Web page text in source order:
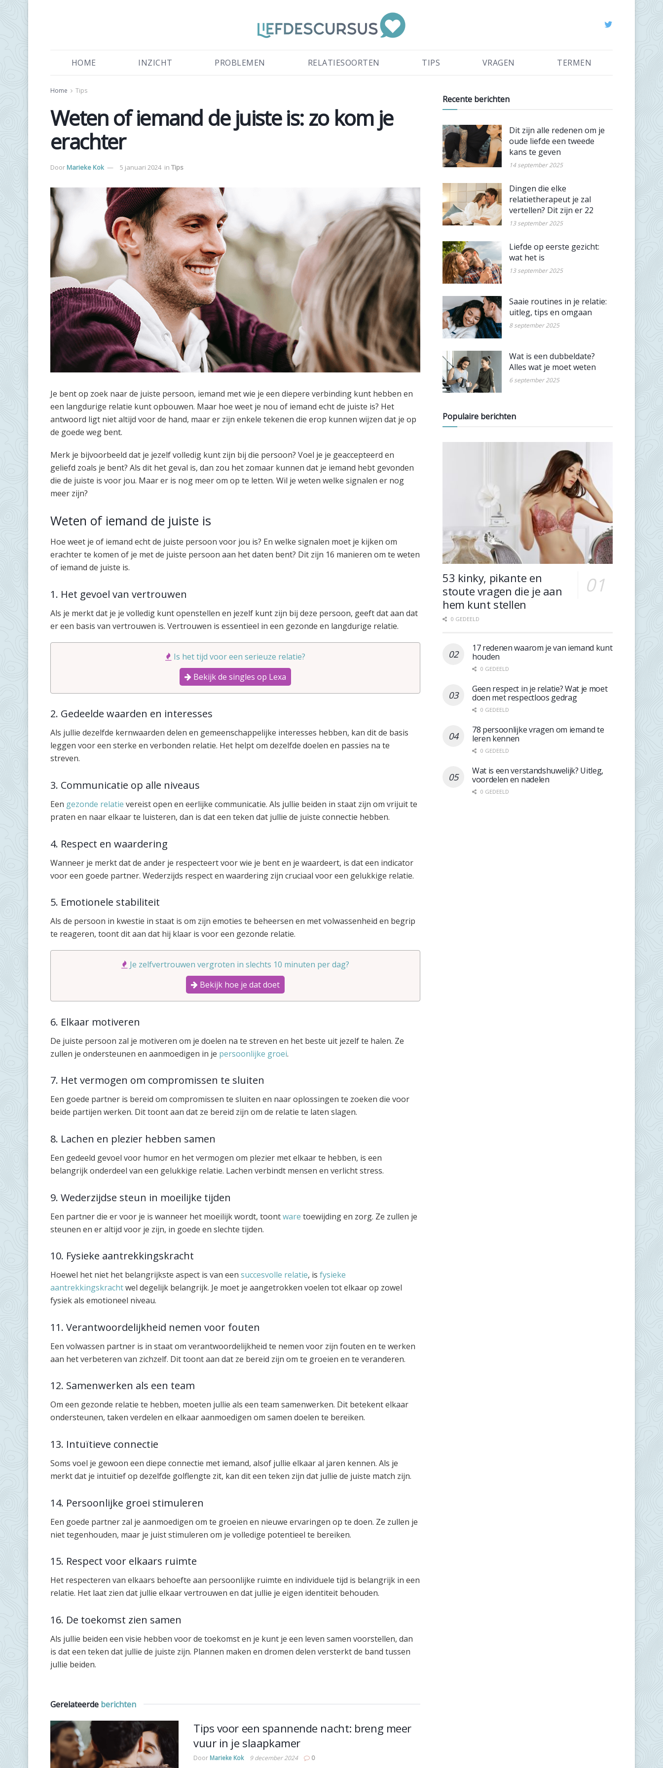
HOME INZICHT PROBLEMEN RELATIESOORTEN TIPS VRAGEN TERMEN
Home Tips
Weten of iemand de juiste is: zo kom je
erachter
DoorMarieke Kok 5 januari 2024 in Tips
Je bent op zoek naar de juiste persoon, iemand met wie je een diepere verbinding kunt hebben en
een langdurige relatie kunt opbouwen. Maar hoe weet je nou of iemand echt de juiste is? Het
antwoord ligt niet altijd voor de hand, maar er zijn enkele tekenen die erop kunnen wijzen dat je op
de goede weg bent.
Merk je bijvoorbeeld dat je jezelf volledig kunt zijn bij die persoon? Voel je je geaccepteerd en
geliefd zoals je bent? Als dit het geval is, dan zou het zomaar kunnen dat je iemand hebt gevonden
die de juiste is voor jou. Maar er is nog meer om op te letten. Wil je weten welke signalen er nog
meer zijn?
Weten of iemand de juiste is
Hoe weet je of iemand echt de juiste persoon voor jou is? En welke signalen moet je kijken om
erachter te komen of je met de juiste persoon aan het daten bent? Dit zijn 16 manieren om te weten
of iemand de juiste is.
1. Het gevoel van vertrouwen
Als je merkt dat je je volledig kunt openstellen en jezelf kunt zijn bij deze persoon, geeft dat aan dat
er een basis van vertrouwen is. Vertrouwen is essentieel in een gezonde en langdurige relatie.
Is het tijd voor een serieuze relatie?
Bekijk de singles op Lexa
2. Gedeelde waarden en interesses
Als jullie dezelfde kernwaarden delen en gemeenschappelijke interesses hebben, kan dit de basis
leggen voor een sterke en verbonden relatie. Het helpt om dezelfde doelen en passies na te
streven.
3. Communicatie op alle niveaus
Een gezonde relatie vereist open en eerlijke communicatie. Als jullie beiden in staat zijn om vrijuit te
praten en naar elkaar te luisteren, dan is dat een teken dat jullie de juiste connectie hebben.
4. Respect en waardering
Wanneer je merkt dat de ander je respecteert voor wie je bent en je waardeert, is dat een indicator
voor een goede partner. Wederzijds respect en waardering zijn cruciaal voor een gelukkige relatie.
5. Emotionele stabiliteit
Als de persoon in kwestie in staat is om zijn emoties te beheersen en met volwassenheid en begrip
te reageren, toont dit aan dat hij klaar is voor een gezonde relatie.
Je zelfvertrouwen vergroten in slechts 10 minuten per dag?
Bekijk hoe je dat doet
6. Elkaar motiveren
De juiste persoon zal je motiveren om je doelen na te streven en het beste uit jezelf te halen. Ze
zullen je ondersteunen en aanmoedigen in je persoonlijke groei.
7. Het vermogen om compromissen te sluiten
Een goede partner is bereid om compromissen te sluiten en naar oplossingen te zoeken die voor
beide partijen werken. Dit toont aan dat ze bereid zijn om de relatie te laten slagen.
8. Lachen en plezier hebben samen
Een gedeeld gevoel voor humor en het vermogen om plezier met elkaar te hebben, is een
belangrijk onderdeel van een gelukkige relatie. Lachen verbindt mensen en verlicht stress.
9. Wederzijdse steun in moeilijke tijden
Een partner die er voor je is wanneer het moeilijk wordt, toontware toewijding en zorg. Ze zullen je
steunen en er altijd voor je zijn, in goede en slechte tijden.
10. Fysieke aantrekkingskracht
Hoewel het niet het belangrijkste aspect is van een succesvolle relatie, is fysieke
aantrekkingskrachtwel degelijk belangrijk. Je moet je aangetrokken voelen tot elkaar op zowel
fysiek als emotioneel niveau.
11. Verantwoordelijkheid nemen voor fouten
Een volwassen partner is in staat om verantwoordelijkheid te nemen voor zijn fouten en te werken
aan het verbeteren van zichzelf. Dit toont aan dat ze bereid zijn om te groeien en te veranderen.
12. Samenwerken als een team
Om een gezonde relatie te hebben, moeten jullie als een team samenwerken. Dit betekent elkaar
ondersteunen, taken verdelen en elkaar aanmoedigen om samen doelen te bereiken.
13. Intuïtieve connectie
Soms voel je gewoon een diepe connectie met iemand, alsof jullie elkaar al jaren kennen. Als je
merkt dat je intuïtief op dezelfde golflengte zit, kan dit een teken zijn dat jullie de juiste match zijn.
14. Persoonlijke groei stimuleren
Een goede partner zal je aanmoedigen om te groeien en nieuwe ervaringen op te doen. Ze zullen je
niet tegenhouden, maar je juist stimuleren om je volledige potentieel te bereiken.
15. Respect voor elkaars ruimte
Het respecteren van elkaars behoefte aan persoonlijke ruimte en individuele tijd is belangrijk in een
relatie. Het laat zien dat jullie elkaar vertrouwen en dat jullie je eigen identiteit behouden.
16. De toekomst zien samen
Als jullie beiden een visie hebben voor de toekomst en je kunt je een leven samen voorstellen, dan
is dat een teken dat jullie de juiste zijn. Plannen maken en dromen delen versterkt de band tussen
jullie beiden.
Gerelateerde berichten
Tips voor een spannende nacht: breng meer
vuur in je slaapkamer
Door Marieke Kok 9 december 2024 0
Recente berichten
Dit zijn alle redenen om je
oude liefde een tweede
kans te geven
14 september 2025
Dingen die elke
relatietherapeut je zal
vertellen? Dit zijn er 22
13 september 2025
Liefde op eerste gezicht:
wat het is
13 september 2025
Saaie routines in je relatie:
uitleg, tips en omgaan
8 september 2025
Wat is een dubbeldate?
Alles wat je moet weten
6 september 2025
Populaire berichten
53 kinky, pikante en
stoute vragen die je aan
hem kunt stellen
0 GEDEELD
17 redenen waarom je van iemand kunt
houden
0 GEDEELD
Geen respect in je relatie? Wat je moet
doen met respectloos gedrag
0 GEDEELD
78 persoonlijke vragen om iemand te
leren kennen
0 GEDEELD
Wat is een verstandshuwelijk? Uitleg,
voordelen en nadelen
0 GEDEELD